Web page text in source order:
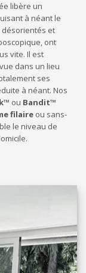
libère un
à néant le
désorientés et
ont
vite. Il est
dans un lieu
ses
à néant. Nos
ou Bandit™
filaireou sans-
le niveau de